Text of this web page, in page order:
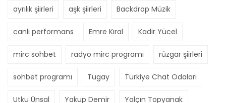
ayrılık şiirleri aşk şiirleri Backdrop Müzik
canlı performans Emre Kıral Kadir Yücel
mirc sohbet radyo mirc programı rüzgar şiirleri
sohbet programı Tugay Türkiye Chat Odaları
Utku Ünsal Yakup Demir Yalçın Topyanak